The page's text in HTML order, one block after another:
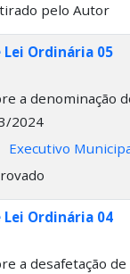
pelo Autor
Ordinária 05
a denominação
2024
Executivo
Ordinária 04
a desafetação